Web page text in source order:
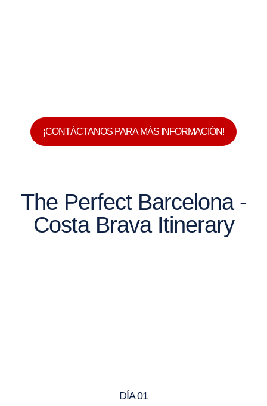
¡CONTÁCTANOS PARA MÁS INFORMACIÓN!
The Perfect Barcelona -
Costa Brava Itinerary
DÍA 01